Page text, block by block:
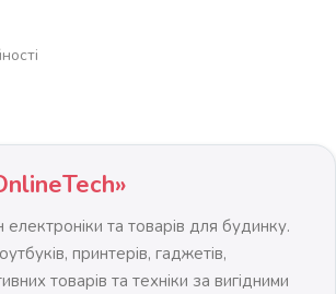
електроніки та товарів для будинку.
принтерів, гаджетів,
товарів та техніки за вигідними